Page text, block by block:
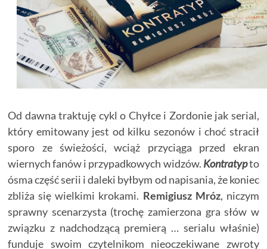
Od dawna traktuję cykl o Chyłce i Zordonie jak serial,
który emitowany jest od kilku sezonów i choć stracił
sporo ze świeżości, wciąż przyciąga przed ekran
wiernych fanów i przypadkowych widzów. Kontratypto
ósma część serii i daleki byłbym od napisania, że koniec
zbliża się wielkimi krokami. Remigiusz Mróz, niczym
sprawny scenarzysta (trochę zamierzona gra słów w
związku z nadchodzącą premierą … serialu właśnie)
funduje swoim czytelnikom nieoczekiwane zwroty